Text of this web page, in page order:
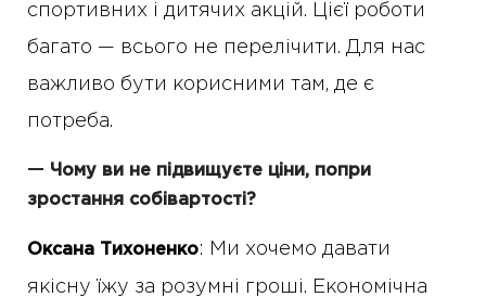
спортивних і дитячих акцій. Цієї роботи
багато — всього не перелічити. Для нас
важливо бути корисними там, де є
потреба.
— Чому ви не підвищуєте ціни, попри
зростання собівартості?
Оксана Тихоненко: Ми хочемо давати
якісну їжу за розумні гроші. Економічна